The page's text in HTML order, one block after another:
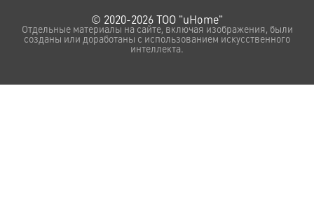
© 2020-2026 ТОО "uHome"
Отдельные материалы на сайте, включая изображения, были
созданы или доработаны с использованием искусственного
интеллекта.